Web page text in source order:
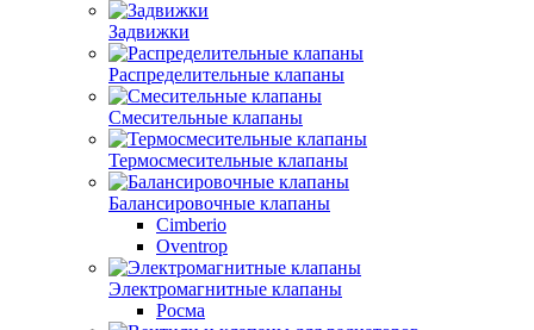
Задвижки
Распределительные клапаны
Cмесительные клапаны
Термосмесительные клапаны
Балансировочные клапаны
Cimberio
Oventrop
Электромагнитные клапаны
Росма